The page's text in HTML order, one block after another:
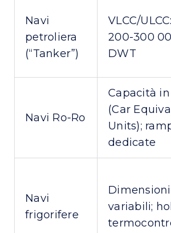
Navi
petroliera
(“Tanker”)
VLCC/
200-300
DWT
Navi Ro-Ro
Capacità in
(Car
Units);
dedicate
Navi
frigorifere
Dimensioni
variabili;